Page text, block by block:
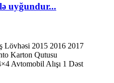
uyğundur...